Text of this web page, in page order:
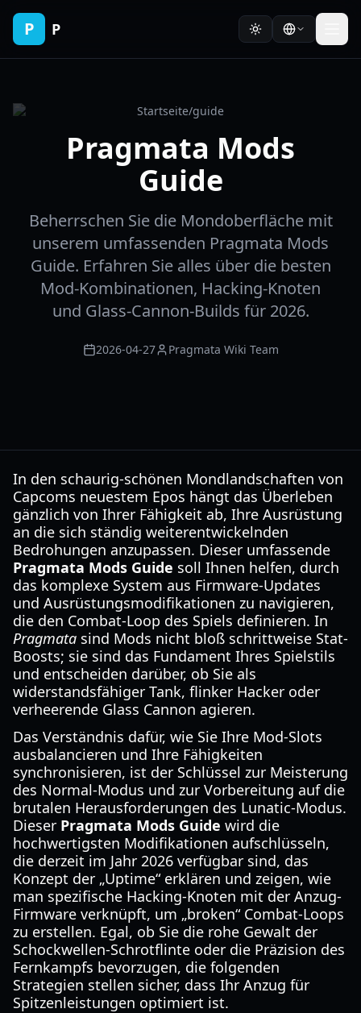
P P
Startseite/guide
Pragmata Mods
Guide
Beherrschen Sie die Mondoberfläche mit
unserem umfassenden Pragmata Mods
Guide. Erfahren Sie alles über die besten
Mod-Kombinationen, Hacking-Knoten
und Glass-Cannon-Builds für 2026.
2026-04-27 Pragmata Wiki Team
In den schaurig-schönen Mondlandschaften von
Capcoms neuestem Epos hängt das Überleben
gänzlich von Ihrer Fähigkeit ab, Ihre Ausrüstung
an die sich ständig weiterentwickelnden
Bedrohungen anzupassen. Dieser umfassende
Pragmata Mods Guide soll Ihnen helfen, durch
das komplexe System aus Firmware-Updates
und Ausrüstungsmodifikationen zu navigieren,
die den Combat-Loop des Spiels definieren. In
Pragmata sind Mods nicht bloß schrittweise Stat-
Boosts; sie sind das Fundament Ihres Spielstils
und entscheiden darüber, ob Sie als
widerstandsfähiger Tank, flinker Hacker oder
verheerende Glass Cannon agieren.
Das Verständnis dafür, wie Sie Ihre Mod-Slots
ausbalancieren und Ihre Fähigkeiten
synchronisieren, ist der Schlüssel zur Meisterung
des Normal-Modus und zur Vorbereitung auf die
brutalen Herausforderungen des Lunatic-Modus.
Dieser Pragmata Mods Guide wird die
hochwertigsten Modifikationen aufschlüsseln,
die derzeit im Jahr 2026 verfügbar sind, das
Konzept der „Uptime“ erklären und zeigen, wie
man spezifische Hacking-Knoten mit der Anzug-
Firmware verknüpft, um „broken“ Combat-Loops
zu erstellen. Egal, ob Sie die rohe Gewalt der
Schockwellen-Schrotflinte oder die Präzision des
Fernkampfs bevorzugen, die folgenden
Strategien stellen sicher, dass Ihr Anzug für
Spitzenleistungen optimiert ist.